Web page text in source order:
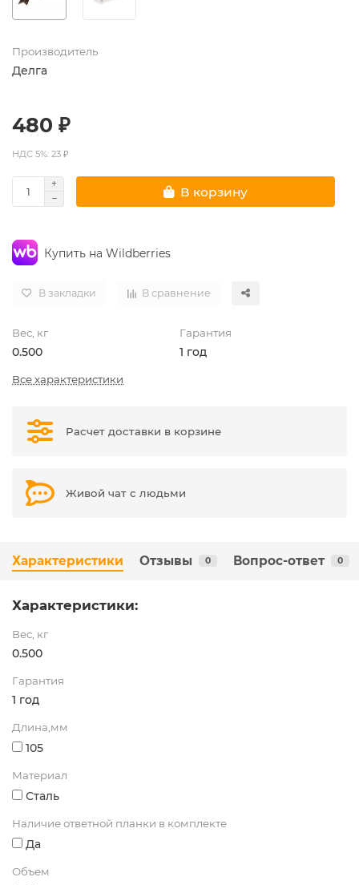
Производитель
Делга
480 ₽
НДС 5%: 23 ₽
В корзину
Купить на Wildberries
В закладки В сравнение
Вес, кг
0.500
Гарантия
1 год
Все характеристики
Расчет доставки в корзине
Живой чат с людьми
Характеристики Отзывы 0 Вопрос-ответ 0
Характеристики:
Вес, кг
0.500
Гарантия
1 год
Длина,мм
105
Материал
Сталь
Наличие ответной планки в комплекте
Да
Объем